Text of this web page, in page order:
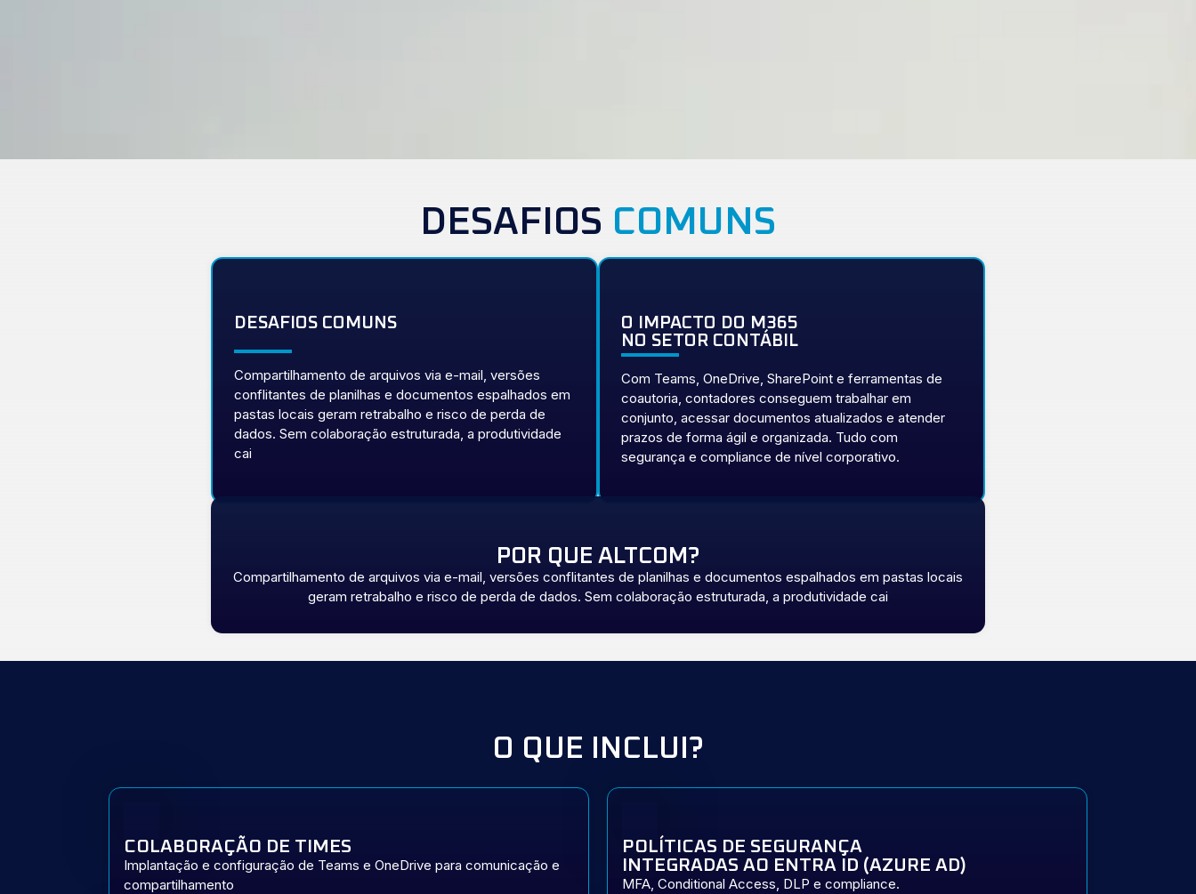
DESAFIOS COMUNS
DESAFIOS COMUNS
Compartilhamento de arquivos via e-mail, versões
conflitantes de planilhas e documentos espalhados em
pastas locais geram retrabalho e risco de perda de
dados. Sem colaboração estruturada, a produtividade
cai
O IMPACTO DO M365
NO SETOR CONTÁBIL
Com Teams, OneDrive, SharePoint e ferramentas de
coautoria, contadores conseguem trabalhar em
conjunto, acessar documentos atualizados e atender
prazos de forma ágil e organizada. Tudo com
segurança e compliance de nível corporativo.
POR QUE ALTCOM?
Compartilhamento de arquivos via e-mail, versões conflitantes de planilhas e documentos espalhados em pastas locais
geram retrabalho e risco de perda de dados. Sem colaboração estruturada, a produtividade cai
O QUE INCLUI?
COLABORAÇÃO DE TIMES
Implantação e configuração de Teams e OneDrive para comunicação e
compartilhamento
POLÍTICAS DE SEGURANÇA
INTEGRADAS AO ENTRA ID (AZURE AD)
MFA, Conditional Access, DLP e compliance.